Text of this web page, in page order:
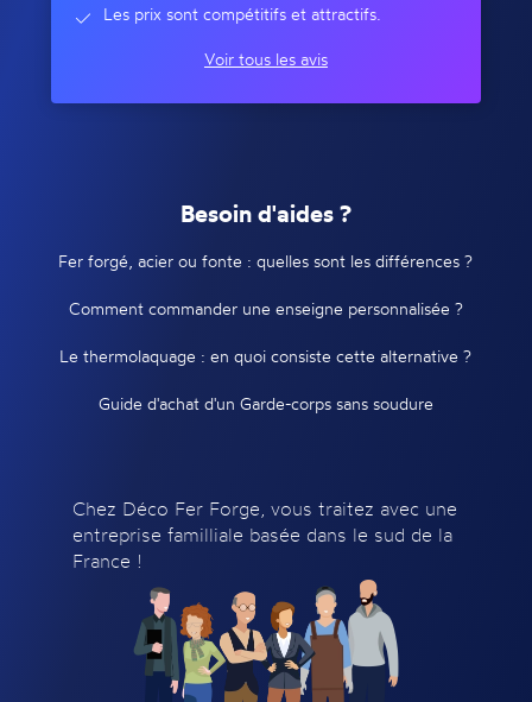
Les prix sont compétitifs et attractifs.
Voir tous les avis
Besoin d'aides ?
Fer forgé, acier ou fonte : quelles sont les différences ?
Comment commander une enseigne personnalisée ?
Le thermolaquage : en quoi consiste cette alternative ?
Guide d'achat d'un Garde-corps sans soudure
Chez Déco Fer Forge, vous traitez avec une
entreprise familliale basée dans le sud de la
France !